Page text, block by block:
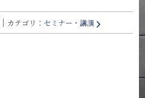
｜ カテゴリ： セミナー・講演